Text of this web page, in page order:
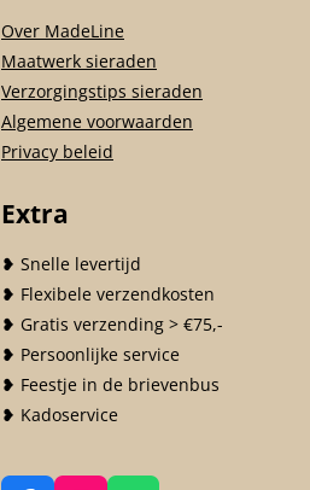
Over MadeLine
Maatwerk sieraden
Verzorgingstips sieraden
Algemene voorwaarden
Privacy beleid
Extra
❥ Snelle levertijd
❥ Flexibele verzendkosten
❥ Gratis verzending > €75,-
❥ Persoonlijke service
❥ Feestje in de brievenbus
❥ Kadoservice